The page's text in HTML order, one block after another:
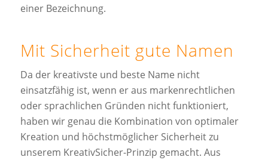
einer Bezeichnung.
Mit Sicherheit gute Namen
Da der kreativste und beste Name nicht
einsatzfähig ist, wenn er aus markenrechtlichen
oder sprachlichen Gründen nicht funktioniert,
haben wir genau die Kombination von optimaler
Kreation und höchstmöglicher Sicherheit zu
unserem KreativSicher-Prinzip gemacht. Aus